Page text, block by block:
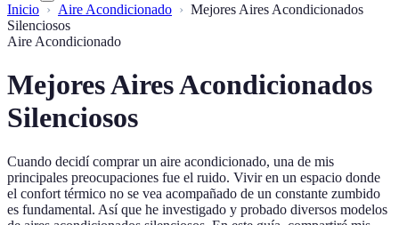
Inicio
Aire Acondicionado
Mejores Aires Acondicionados
Silenciosos
Aire Acondicionado
Mejores Aires Acondicionados
Silenciosos
Cuando decidí comprar un aire acondicionado, una de mis
principales preocupaciones fue el ruido. Vivir en un espacio donde
el confort térmico no se vea acompañado de un constante zumbido
es fundamental. Así que he investigado y probado diversos modelos